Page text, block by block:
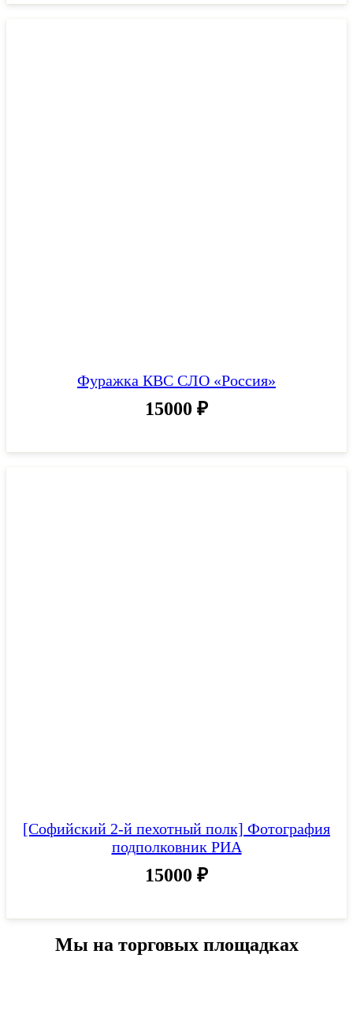
Фуражка КВС СЛО «Россия»
15000 ₽
[Софийский 2-й пехотный полк] Фотография
подполковник РИА
15000 ₽
Мы на торговых площадках